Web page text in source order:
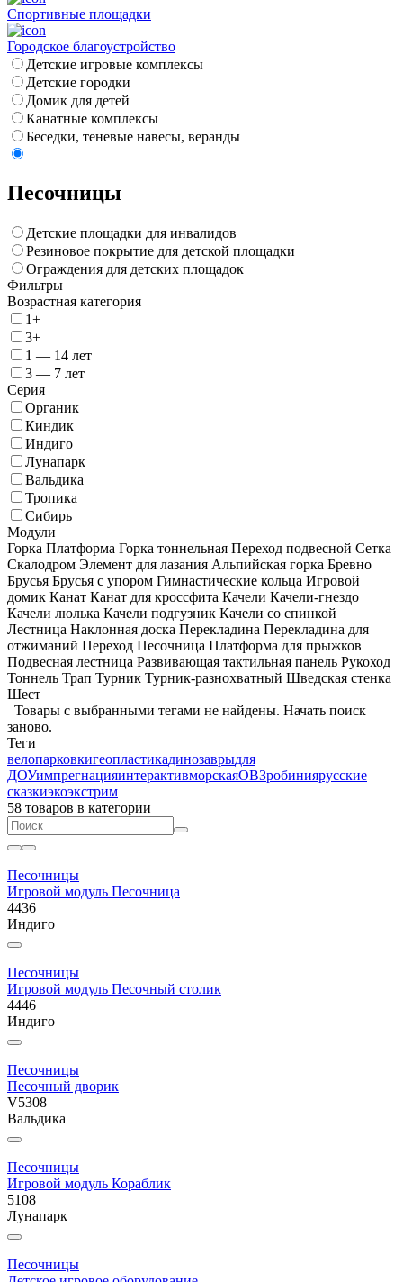
Спортивные площадки
Городское благоустройство
Детские игровые комплексы
Детские городки
Домик для детей
Канатные комплексы
Беседки, теневые навесы, веранды
Песочницы
Детские площадки для инвалидов
Резиновое покрытие для детской площадки
Ограждения для детских площадок
Фильтры
Возрастная категория
1+
3+
1 — 14 лет
3 — 7 лет
Серия
Органик
Киндик
Индиго
Лунапарк
Вальдика
Тропика
Сибирь
Модули
Горка Платформа Горка тоннельная Переход подвесной Сетка
Скалодром Элемент для лазания Альпийская горка Бревно
Брусья Брусья с упором Гимнастические кольца Игровой
домик Канат Канат для кроссфита Качели Качели-гнездо
Качели люлька Качели подгузник Качели со спинкой
Лестница Наклонная доска Перекладина Перекладина для
отжиманий Переход Песочница Платформа для прыжков
Подвесная лестница Развивающая тактильная панель Рукоход
Тоннель Трап Турник Турник-разнохватный Шведская стенка
Шест
Товары с выбранными тегами не найдены. Начать поиск
заново.
Теги
велопарковкигеопластикадинозаврыдля
ДОУимпрегнацияинтерактивморскаяОВЗробиниярусские
сказкиэкоэкстрим
58 товаров в категории
Песочницы
Игровой модуль Песочница
4436
Индиго
Песочницы
Игровой модуль Песочный столик
4446
Индиго
Песочницы
Песочный дворик
V5308
Вальдика
Песочницы
Игровой модуль Кораблик
5108
Лунапарк
Песочницы